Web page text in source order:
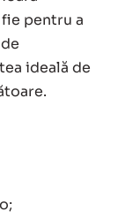
pentru a
ideală de